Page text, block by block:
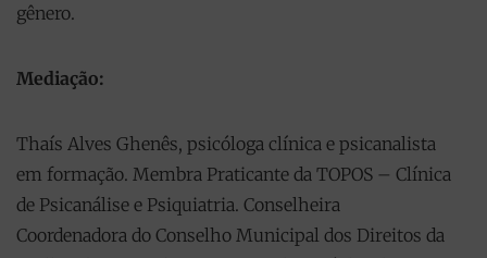
gênero.
Mediação:
Thaís Alves Ghenês, psicóloga clínica e psicanalista
em formação. Membra Praticante da TOPOS – Clínica
de Psicanálise e Psiquiatria. Conselheira
Coordenadora do Conselho Municipal dos Direitos da